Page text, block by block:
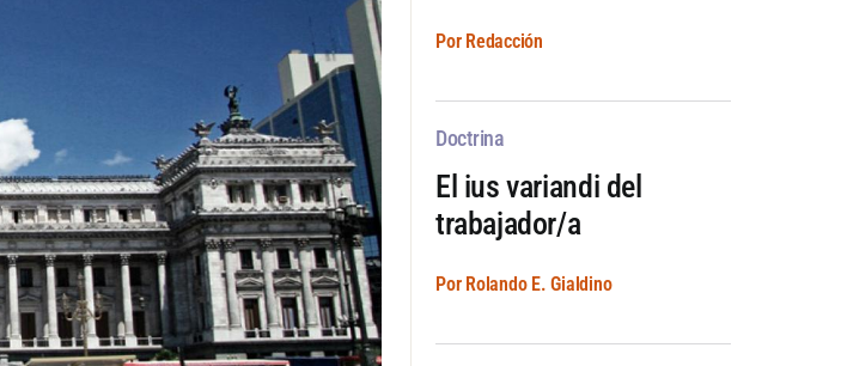
Por Redacción
Doctrina
El ius variandi del
trabajador/a
Por Rolando E. Gialdino